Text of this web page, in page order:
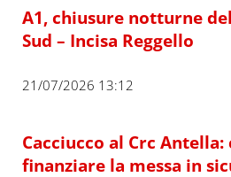
A1, chiusure notturne
Sud – Incisa Reggello
21/07/2026 13:12
Cacciucco al Crc Antella:
finanziare la messa in